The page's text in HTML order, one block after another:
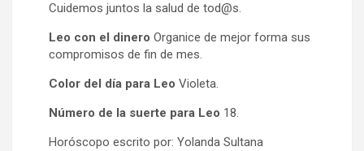
Cuidemos juntos la salud de tod@s.
Leo con el dinero Organice de mejor forma sus
compromisos de fin de mes.
Color del día para Leo Violeta.
Número de la suerte para Leo 18.
Horóscopo escrito por: Yolanda Sultana